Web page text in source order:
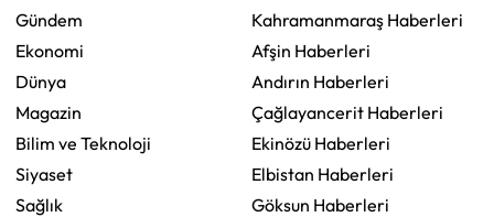
Gündem
Ekonomi
Dünya
Magazin
Bilim ve Teknoloji
Siyaset
Sağlık
Kahramanmaraş Haberleri
Afşin Haberleri
Andırın Haberleri
Çağlayancerit Haberleri
Ekinözü Haberleri
Elbistan Haberleri
Göksun Haberleri